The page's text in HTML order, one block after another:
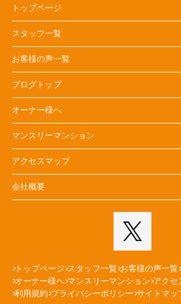
トップページ
スタッフ一覧
お客様の声一覧
ブログトップ
オーナー様へ
マンスリーマンション
アクセスマップ
会社概要
トップページ スタッフ一覧 お客様の声一覧
オーナー様へ マンスリーマンション アクセ
利用規約 プライバシーポリシー サイトマッ